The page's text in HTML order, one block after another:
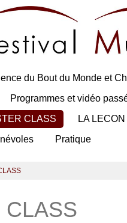
du Bout du Monde et
Programmes et vidéo
CLASS
LA
Pratique
CLASS